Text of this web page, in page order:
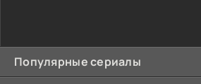
Популярные сериалы